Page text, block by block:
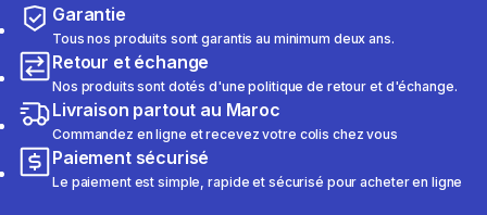
Garantie
Tous nos produits sont garantis au minimum deux ans.
Retour et échange
Nos produits sont dotés d'une politique de retour et d'échange.
Livraison partout au Maroc
Commandez en ligne et recevez votre colis chez vous
Paiement sécurisé
Le paiement est simple, rapide et sécurisé pour acheter en ligne